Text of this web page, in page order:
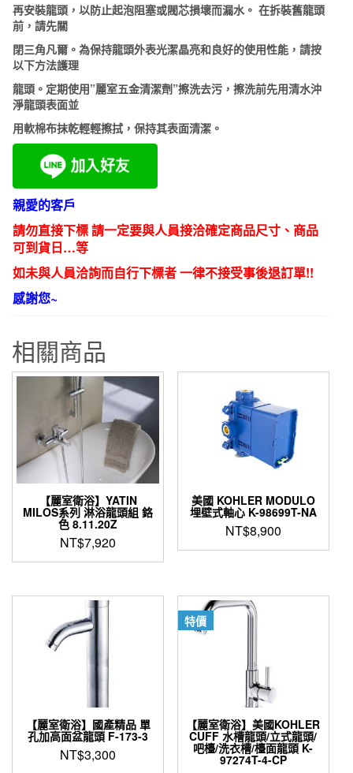
再安裝龍頭，以防止起泡阻塞或閥芯損壞而漏水。 在拆裝舊龍頭
前，請先關
閉三角凡爾。為保持龍頭外表光潔晶亮和良好的使用性能，請按
以下方法護理
龍頭。定期使用”麗室五金清潔劑”擦洗去污，擦洗前先用清水沖
淨龍頭表面並
用軟棉布抹乾輕輕擦拭，保持其表面清潔。
親愛的客戶
請勿直接下標 請一定要與人員接洽確定商品尺寸、商品
可到貨日…等
如未與人員洽詢而自行下標者 一律不接受事後退訂單!!
感謝您~
相關商品
【麗室衛浴】YATIN
MILOS系列 淋浴龍頭組 鉻
色 8.11.20Z
NT$7,920
美國 KOHLER MODULO
埋壁式軸心 K-98699T-NA
NT$8,900
【麗室衛浴】國產精品 單
孔加高面盆龍頭 F-173-3
NT$3,300
特價
【麗室衛浴】美國KOHLER
CUFF 水槽龍頭/立式龍頭/
吧檯/洗衣槽/檯面龍頭 K-
97274T-4-CP